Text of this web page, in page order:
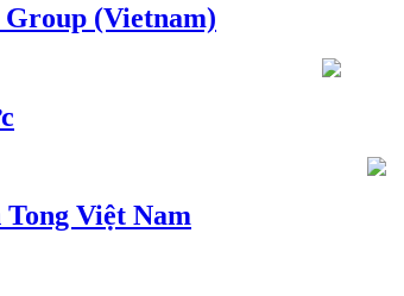
(Vietnam)
Việt Nam